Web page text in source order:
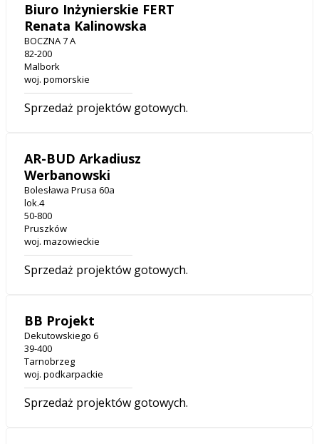
Biuro Inżynierskie FERT
Renata Kalinowska
BOCZNA 7 A
82-200
Malbork
woj. pomorskie
Sprzedaż projektów gotowych.
AR-BUD Arkadiusz
Werbanowski
Bolesława Prusa 60a
lok.4
50-800
Pruszków
woj. mazowieckie
Sprzedaż projektów gotowych.
BB Projekt
Dekutowskiego 6
39-400
Tarnobrzeg
woj. podkarpackie
Sprzedaż projektów gotowych.